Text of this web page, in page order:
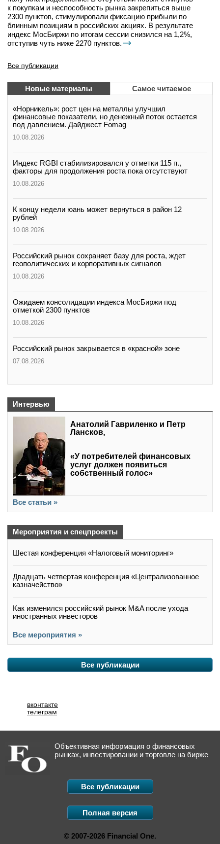
к покупкам и неспособность рынка закрепиться выше
2300 пунктов, стимулировали фиксацию прибыли по
блинным позициям в российских акциях. В результате
индекс МосБиржи по итогам сессии снизился на 1,2%,
отступив чуть ниже 2270 пунктов.
Все публикации
Новые материалы Самое читаемое
«Норникель»: рост цен на металлы улучшил
финансовые показатели, но денежный поток остается
под давлением. Дайджест Fomag
10.08.2026
Индекс RGBI стабилизировался у отметки 115 п.,
факторы для продолжения роста пока отсутствуют
10.08.2026
К концу недели юань может вернуться в район 12
рублей
10.08.2026
Российский рынок сохраняет базу для роста, ждет
геополитических и корпоративных сигналов
10.08.2026
Ожидаем консолидации индекса МосБиржи под
отметкой 2300 пунктов
10.08.2026
Российский рынок закрывается в «красной» зоне
07.08.2026
Интервью
Анатолий Гавриленко и Петр
Лансков,
«У потребителей финансовых
услуг должен появиться
собственный голос»
Все статьи »
Мероприятия и спецпроекты
Шестая конференция «Налоговый мониторинг»
Двадцать четвертая конференция «Централизованное
казначейство»
Как изменился российский рынок M&A после ухода
иностранных инвесторов
Все мероприятия »
Все публикации
вконтакте
телеграм
Объективная информация о финансовых
рынках, инвестировании и торговле на бирже
Все публикации
Полная версия
© 2007-2026 Financial One.